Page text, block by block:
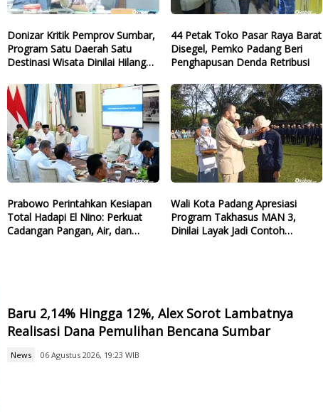
Donizar Kritik Pemprov Sumbar,
Program Satu Daerah Satu
Destinasi Wisata Dinilai Hilang
44 Petak Toko Pasar Raya Barat
Disegel, Pemko Padang Beri
Penghapusan Denda Retribusi
Prabowo Perintahkan Kesiapan
Total Hadapi El Nino: Perkuat
Cadangan Pangan, Air, dan
Wali Kota Padang Apresiasi
Program Takhasus MAN 3,
Dinilai Layak Jadi Contoh
Baru 2,14% Hingga 12%, Alex Sorot Lambatnya
Realisasi Dana Pemulihan Bencana Sumbar
News 06 Agustus 2026, 19:23 WIB